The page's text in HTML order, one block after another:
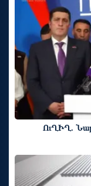
ՈւՂԻՂ.